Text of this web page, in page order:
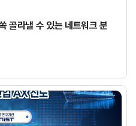
골라낼 수 있는 네트워크 분